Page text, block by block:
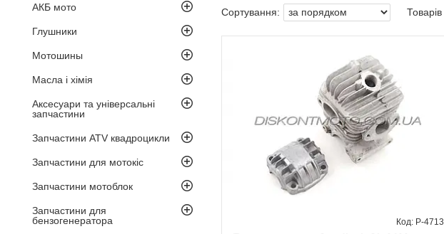
АКБ мото
Глушники
Мотошины
Масла і хімія
Аксесуари та універсальні
запчастини
Запчастини ATV квадроцикли
Запчастини для мотокіс
Запчастини мотоблок
Запчастини для
бензогенератора
P-4713